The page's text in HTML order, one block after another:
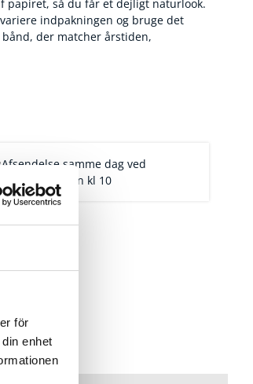
för
enhet
papiret, så du får et dejligt naturlook.
indpakningen og bruge det
der matcher årstiden,
Afsendelse samme dag ved
bestilling inden kl 10